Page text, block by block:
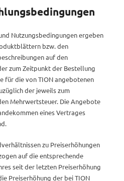
Nutzungsbedingungen ergeben
bzw. den
auf den
zum Zeitpunkt der Bestellung
für die von TION angebotenen
der jeweils zum
Mehrwertsteuer. Die Angebote
eines Vertrages
zu Preiserhöhungen
auf die entsprechende
seit der letzten Preiserhöhung
Preiserhöhung der bei TION